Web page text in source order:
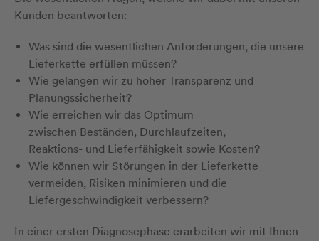
Kunden beantworten:
Was sind die wesentlichen Anforderungen, die unsere
Lieferkette erfüllen müssen?
Wie gelangen wir zu hoher Transparenz und
Planungssicherheit?
Wie erreichen wir das Optimum
zwischen Beständen, Durchlaufzeiten,
Reaktions- und Lieferfähigkeit sowie Kosten?
Wie können wir Störungen in der Lieferkette
vermeiden, Risiken minimieren und die
Liefergeschwindigkeit verbessern?
In einer ersten Diagnosephase erarbeiten wir mit Ihnen